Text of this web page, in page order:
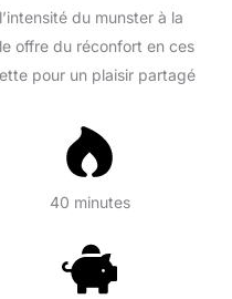
du munster à la
offre du réconfort en ces
pour un plaisir partagé
40 minutes